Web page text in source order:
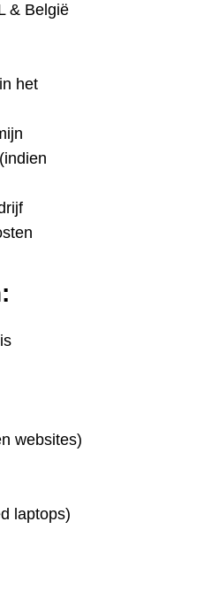
& België
het
websites)
laptops)